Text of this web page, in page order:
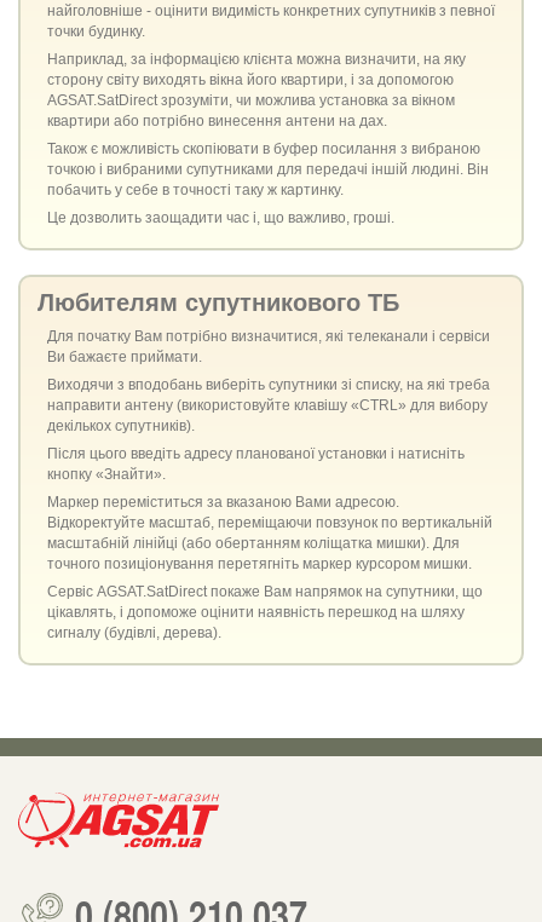
найголовніше - оцінити видимість конкретних супутників з певної
точки будинку.
Наприклад, за інформацією клієнта можна визначити, на яку
сторону світу виходять вікна його квартири, і за допомогою
AGSAT.SatDirect зрозуміти, чи можлива установка за вікном
квартири або потрібно винесення антени на дах.
Також є можливість скопіювати в буфер посилання з вибраною
точкою і вибраними супутниками для передачі іншій людині. Він
побачить у себе в точності таку ж картинку.
Це дозволить заощадити час і, що важливо, гроші.
Любителям супутникового ТБ
Для початку Вам потрібно визначитися, які телеканали і сервіси
Ви бажаєте приймати.
Виходячи з вподобань виберіть супутники зі списку, на які треба
направити антену (використовуйте клавішу «CTRL» для вибору
декількох супутників).
Після цього введіть адресу планованої установки і натисніть
кнопку «Знайти».
Маркер переміститься за вказаною Вами адресою.
Відкоректуйте масштаб, переміщаючи повзунок по вертикальній
масштабній лінійці (або обертанням коліщатка мишки). Для
точного позиціонування перетягніть маркер курсором мишки.
Сервіс AGSAT.SatDirect покаже Вам напрямок на супутники, що
цікавлять, і допоможе оцінити наявність перешкод на шляху
сигналу (будівлі, дерева).